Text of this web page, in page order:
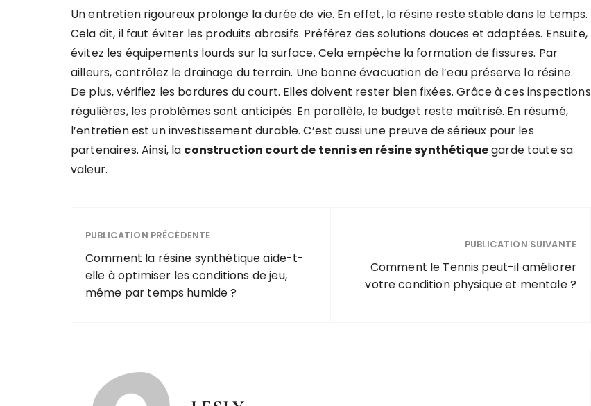
Un entretien rigoureux prolonge la durée de vie. En effet, la résine reste stable dans le temps.
Cela dit, il faut éviter les produits abrasifs. Préférez des solutions douces et adaptées. Ensuite,
évitez les équipements lourds sur la surface. Cela empêche la formation de fissures. Par
ailleurs, contrôlez le drainage du terrain. Une bonne évacuation de l’eau préserve la résine.
De plus, vérifiez les bordures du court. Elles doivent rester bien fixées. Grâce à ces inspections
régulières, les problèmes sont anticipés. En parallèle, le budget reste maîtrisé. En résumé,
l’entretien est un investissement durable. C’est aussi une preuve de sérieux pour les
partenaires. Ainsi, la construction court de tennis en résine synthétiquegarde toute sa
valeur.
PUBLICATION PRÉCÉDENTE
Comment la résine synthétique aide-t-
elle à optimiser les conditions de jeu,
même par temps humide ?
PUBLICATION SUIVANTE
Comment le Tennis peut-il améliorer
votre condition physique et mentale ?